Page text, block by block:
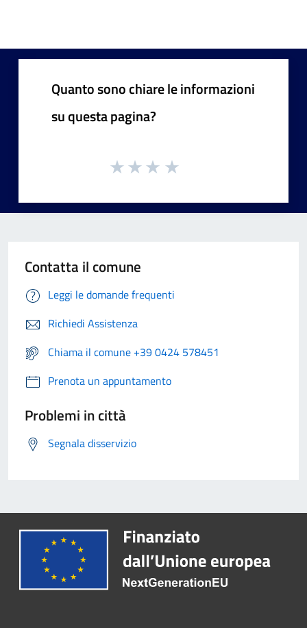
Quanto sono chiare le informazioni
su questa pagina?
Contatta il comune
Leggi le domande frequenti
Richiedi Assistenza
Chiama il comune +39 0424 578451
Prenota un appuntamento
Problemi in città
Segnala disservizio